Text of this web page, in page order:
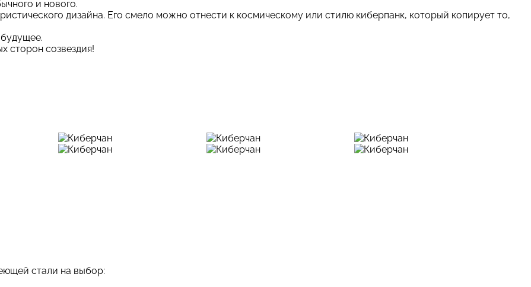
и нового.
дизайна. Его смело можно отнести к космическому или стилю киберпанк, который копирует то,
сторон созвездия!
стали на выбор: